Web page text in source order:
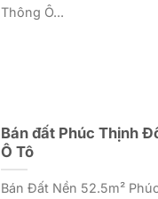
Thông Ô...
Bán đất Phúc Thịnh
Ô Tô
Bán Đất Nền 52.5m²